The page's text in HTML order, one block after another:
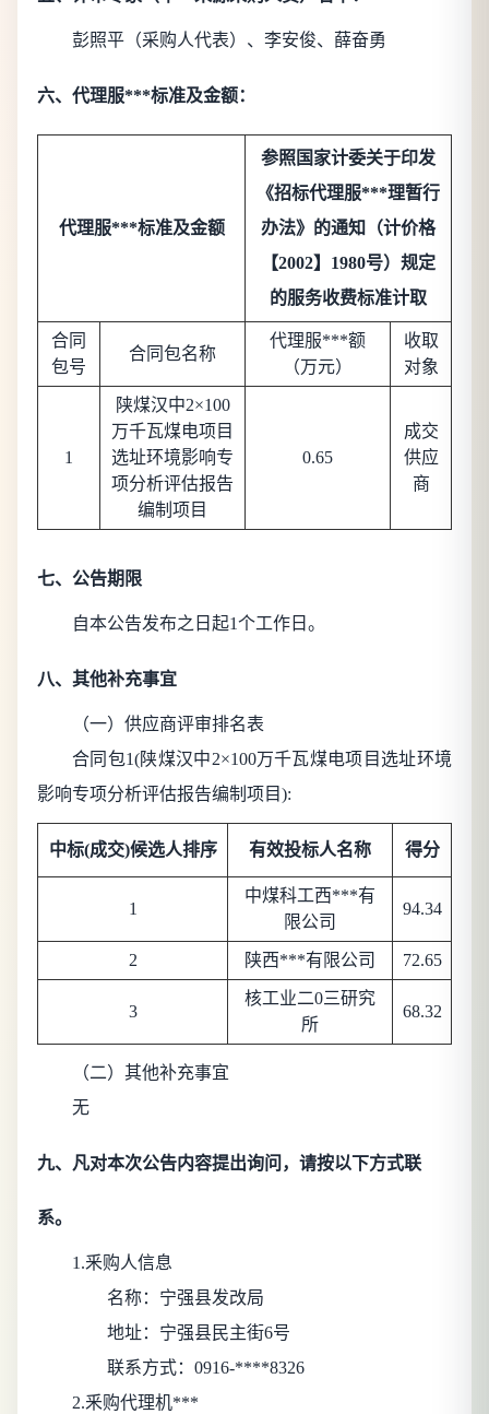
彭照平（采购人代表） 、 李安俊、 薛奋勇
六、代理服***标准及金额：
代理服***标准及金额
参照国家计委关于印发
《招标代理服***理暂行
办法》的通知（计价格
【2002】1980号）规定
的服务收费标准计取
合同
包号
合同包名称
代理服***额
（万元）
收取
对象
1
陕煤汉中2×100
万千瓦煤电项目
选址环境影响专
项分析评估报告
编制项目
0.65
成交
供应
商
七、公告期限
自本公告发布之日起1个工作日。
八、其他补充事宜
（一）供应商评审排名表
合同包1(陕煤汉中2×100万千瓦煤电项目选址环境
影响专项分析评估报告编制项目):
中标(成交)候选人排序 有效投标人名称 得分
1
中煤科工西***有
限公司
94.34
2 陕西***有限公司 72.65
3
核工业二0三研究
所
68.32
（二）其他补充事宜
无
九、凡对本次公告内容提出询问，请按以下方式联
系。
1.釆购人信息
名称： 宁强县发改局
地址： 宁强县民主街6号
联系方式： 0916-****8326
2.釆购代理机***